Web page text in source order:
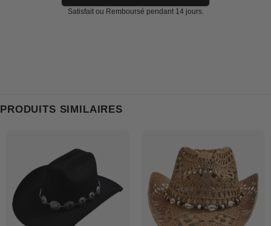
Satisfait ou Remboursé pendant 14 jours.
PRODUITS SIMILAIRES